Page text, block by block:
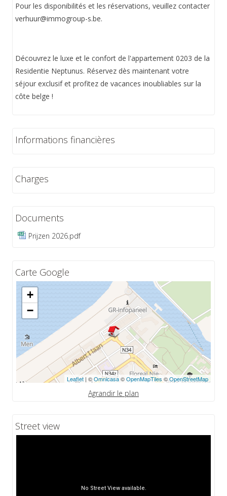
Pour les disponibilités et les réservations, veuillez contacter
verhuur@immogroup-s.be.
Découvrez le luxe et le confort de l'appartement 0203 de la
Residentie Neptunus. Réservez dès maintenant votre
séjour exclusif et profitez de vacances inoubliables sur la
côte belge !
Informations financières
Charges
Documents
Prijzen 2026.pdf
Carte Google
+
−
Leaflet| ©Omnicasa©OpenMapTiles ©OpenStreetMap
Agrandir le plan
Street view